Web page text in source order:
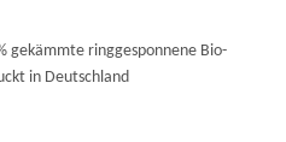
gekämmte ringgesponnene Bio-
in Deutschland